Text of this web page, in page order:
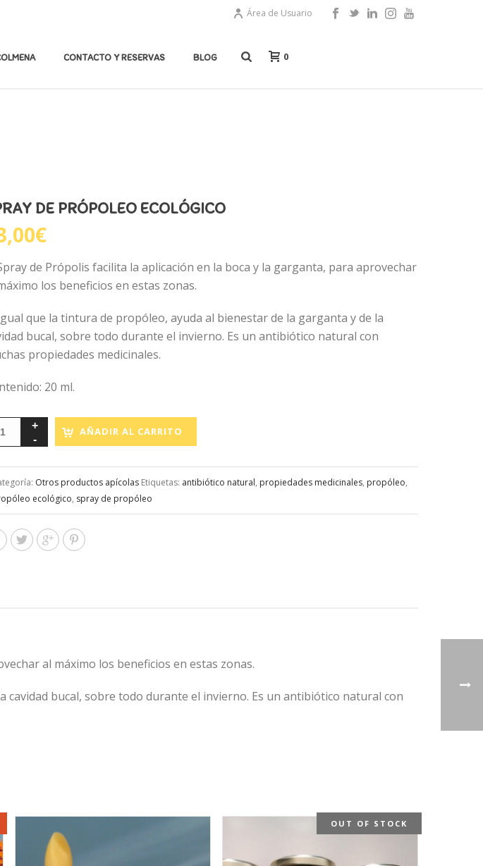
Área de Usuario
CONTACTO Y RESERVAS BLOG 0
DE PRÓPOLEO ECOLÓGICO
€
de Própolis facilita la aplicación en la boca y la garganta, para aprovechar
los beneficios en estas zonas.
que la tintura de propóleo, ayuda al bienestar de la garganta y de la
bucal, sobre todo durante el invierno. Es un antibiótico natural con
propiedades medicinales.
20 ml.
AÑADIR AL CARRITO
Otros productos apícolas Etiquetas: antibiótico natural, propiedades medicinales, propóleo,
ecológico, spray de propóleo
al máximo los beneficios en estas zonas.
bucal, sobre todo durante el invierno. Es un antibiótico natural con
OUT OF STOCK